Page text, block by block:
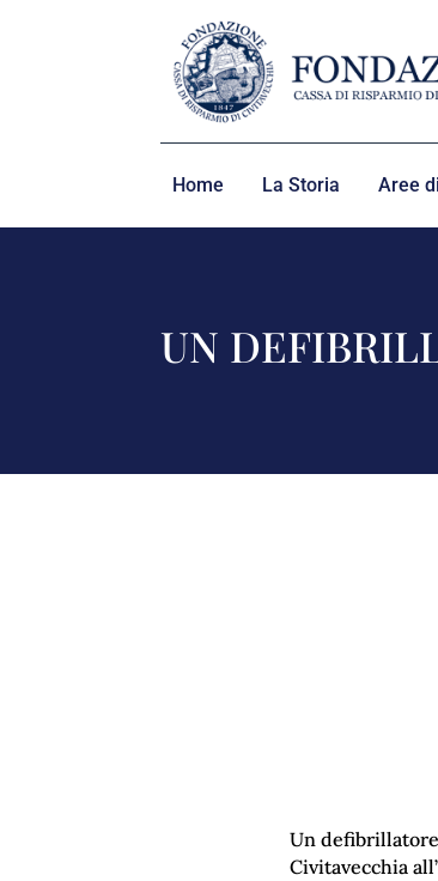
Home La Storia Aree
UN
Un defibrillatore
Civitavecchia